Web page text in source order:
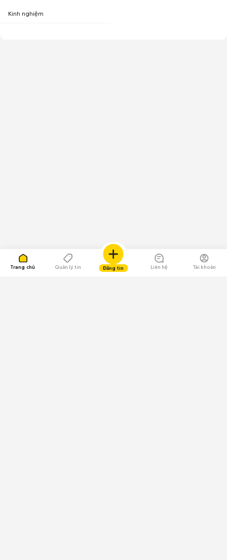
Trang chủ Quản lý tin Đăng tin Liên hệ Tài khoản
Kinh nghiệm